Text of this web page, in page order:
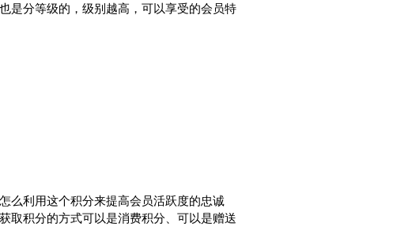
是分等级的，级别越高，可以享受的会员特
么利用这个积分来提高会员活跃度的忠诚
取积分的方式可以是消费积分、可以是赠送